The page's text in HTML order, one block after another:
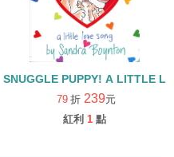
SNUGGLE PUPPY! A LITTLE
79 折 239元
紅利 1 點